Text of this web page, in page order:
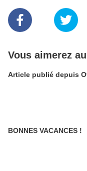
Vous aimerez
BONNES VACANCES !